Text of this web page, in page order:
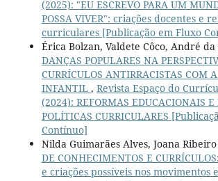
(2025): "EU ESCREVO PARA UM
POSSA VIVER": criações docentes e
curriculares [Publicação em Fluxo
Érica Bolzan, Valdete Côco, André
DANÇAS POPULARES NA
CURRÍCULOS ANTIRRACISTAS COM
INFANTIL , Revista Espaço do
(2024): REFORMAS EDUCACIONAIS E
POLÍTICAS CURRICULARES
Contínuo]
Nilda Guimarães Alves, Joana Ribeiro
DE CONHECIMENTOS E
e criações possíveis nos movimentos